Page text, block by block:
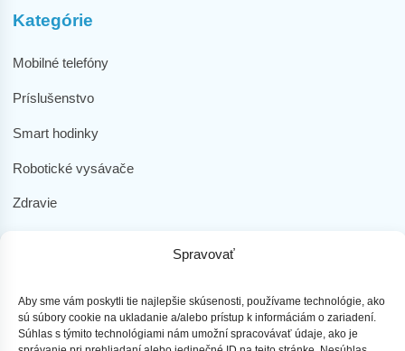
Spravovať
Aby sme vám poskytli tie najlepšie skúsenosti, používame technológie, ako
sú súbory cookie na ukladanie a/alebo prístup k informáciám o zariadení.
Súhlas s týmito technológiami nám umožní spracovávať údaje, ako je
Kategórie
Mobilné telefóny
Príslušenstvo
Smart hodinky
Robotické vysávače
Zdravie
Dôležité odkazy
Obchodné podmienky